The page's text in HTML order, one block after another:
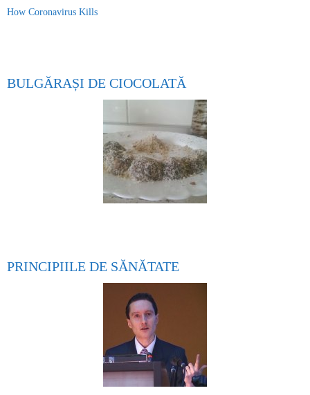
How Coronavirus Kills
BULGĂRAȘI DE CIOCOLATĂ
PRINCIPIILE DE SĂNĂTATE